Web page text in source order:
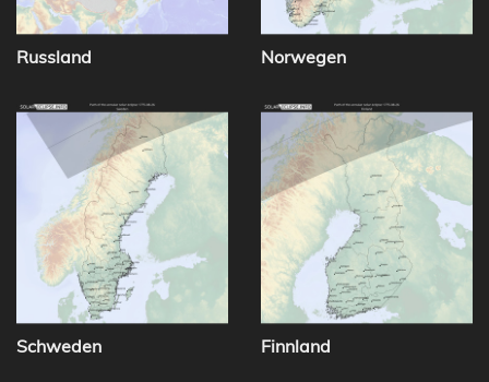
Russland Norwegen
Schweden Finnland